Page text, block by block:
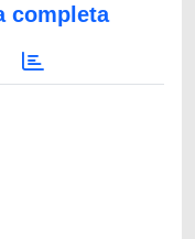
completa